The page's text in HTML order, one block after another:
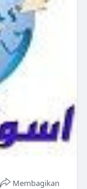
Membagikan